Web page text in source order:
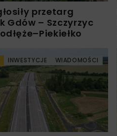
przetarg
Gdów – Szczyrzyc
INWESTYCJE WIADOMOŚCI